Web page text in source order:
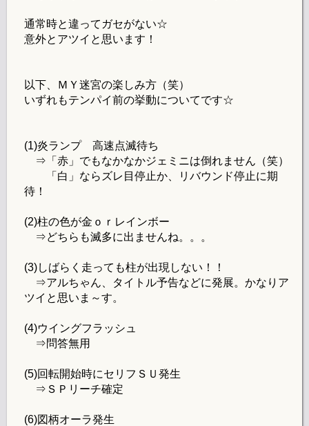
通常時と違ってガセがない☆
意外とアツイと思います！
以下、ＭＹ迷宮の楽しみ方（笑）
いずれもテンパイ前の挙動についてです☆
(1)炎ランプ 高速点滅待ち
⇒「赤」でもなかなかジェミニは倒れません（笑）
「白」ならズレ目停止か、リバウンド停止に期
待！
(2)柱の色が金ｏｒレインボー
⇒どちらも滅多に出ませんね。。。
(3)しばらく走っても柱が出現しない！！
⇒アルちゃん、タイトル予告などに発展。かなりア
ツイと思いま～す。
(4)ウイングフラッシュ
⇒問答無用
(5)回転開始時にセリフＳＵ発生
⇒ＳＰリーチ確定
(6)図柄オーラ発生